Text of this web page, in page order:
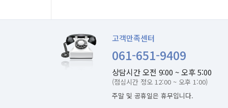
고객만족센터
061-651-9409
상담시간 오전 9:00 ~ 오후 5:00
(점심시간 정오 12:00 ~ 오후 1:00)
주말 및 공휴일은 휴무입니다.